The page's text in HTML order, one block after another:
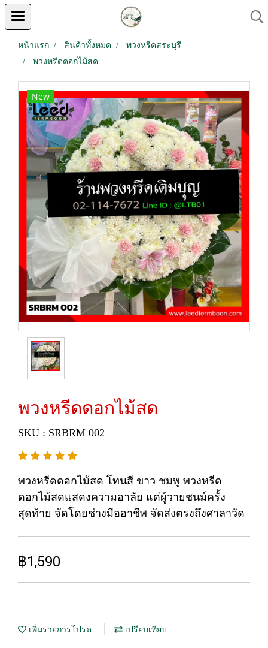
หน้าแรก สินค้าทั้งหมด
พวงหรีดสระบุรี
พวงหรีดดอกไม้สด
New
พวงหรีดดอกไม้สด
SKU : SRBRM 002
พวงหรีดดอกไม้สด โทนสี ขาว ชมพู พวงหรีด
ดอกไม้สดแสดงความอาลัย แด่ผู้วายชนม์ครั้ง
สุดท้าย จัดโดยช่างมืออาชีพ จัดส่งตรงถึงศาลาวัด
฿1,590
เพิ่มรายการโปรด เปรียบเทียบ